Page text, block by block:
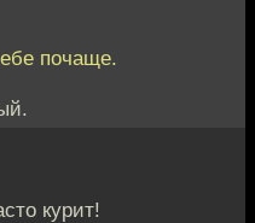
почаще.
курит!